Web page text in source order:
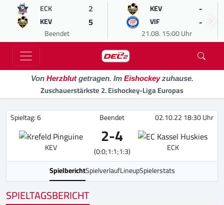
ECK 2
KEV 5
Beendet
KEV -
VIF -
21.08. 15:00 Uhr
Von Herzblutgetragen. Im Eishockeyzuhause.
Zuschauerstärkste 2. Eishockey-Liga Europas
Spieltag: 6 Beendet 02.10.22 18:30 Uhr
KEV 2-4
(0:0;1:1;1:3)
ECK
SpielberichtSpielverlaufLineupSpielerstats
SPIELTAGSBERICHT